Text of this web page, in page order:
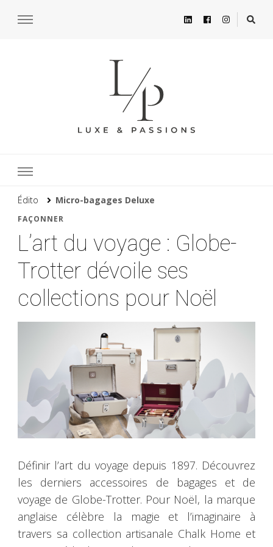
Édito Micro-bagages Deluxe
FAÇONNER
L’art du voyage : Globe-
Trotter dévoile ses
collections pour Noël
Définir l’art du voyage depuis 1897. Découvrez
les derniers accessoires de bagages et de
voyage de Globe-Trotter. Pour Noël, la marque
anglaise célèbre la magie et l’imaginaire à
travers sa collection artisanale Chalk Home et